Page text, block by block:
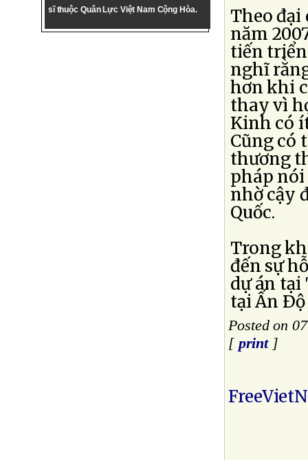
sĩ thuộc Quân Lực Việt Nam Cộng Hòa.
Theo đại
năm
tiến triển
nghĩ
hơn khi
thay vì
Kinh có
Cũng có
thương
pháp
nhờ cậy
Quốc.
Trong
đến sự
dự án tại
tại Ấn
Posted on
[ print]